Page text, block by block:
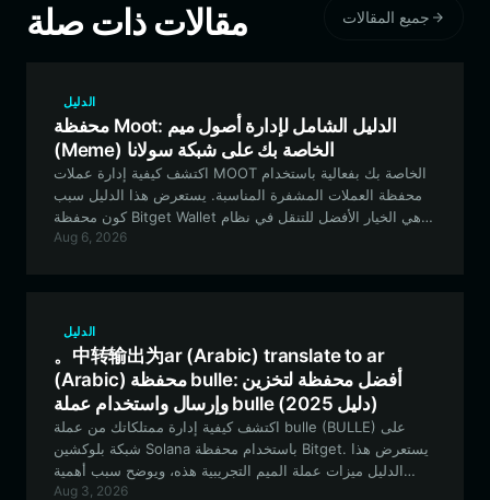
مقالات ذات صلة جميع المقالات
الدليل
محفظة Moot: الدليل الشامل لإدارة أصول ميم
(Meme) الخاصة بك على شبكة سولانا
اكتشف كيفية إدارة عملات MOOT الخاصة بك بفعالية باستخدام
محفظة العملات المشفرة المناسبة. يستعرض هذا الدليل سبب
كون محفظة Bitget Wallet هي الخيار الأفضل للتنقل في نظام
Solana البيئي، مما يضمن أن تكون رحلتك في عالم عملات الميم
Aug 6, 2026
الدليل
。中转输出为ar (Arabic) translate to ar
(Arabic) محفظة bulle: أفضل محفظة لتخزين
وإرسال واستخدام عملة bulle (دليل 2025)
اكتشف كيفية إدارة ممتلكاتك من عملة bulle (BULLE) على
شبكة بلوكشين Solana باستخدام محفظة Bitget. يستعرض هذا
الدليل ميزات عملة الميم التجريبية هذه، ويوضح سبب أهمية
Aug 3, 2026